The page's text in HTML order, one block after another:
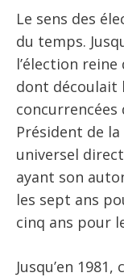
Le sens des
du temps.
l’élection
dont découlait
concurrencées
Président de
universel
ayant son
les sept ans
cinq ans pour
Jusqu’en